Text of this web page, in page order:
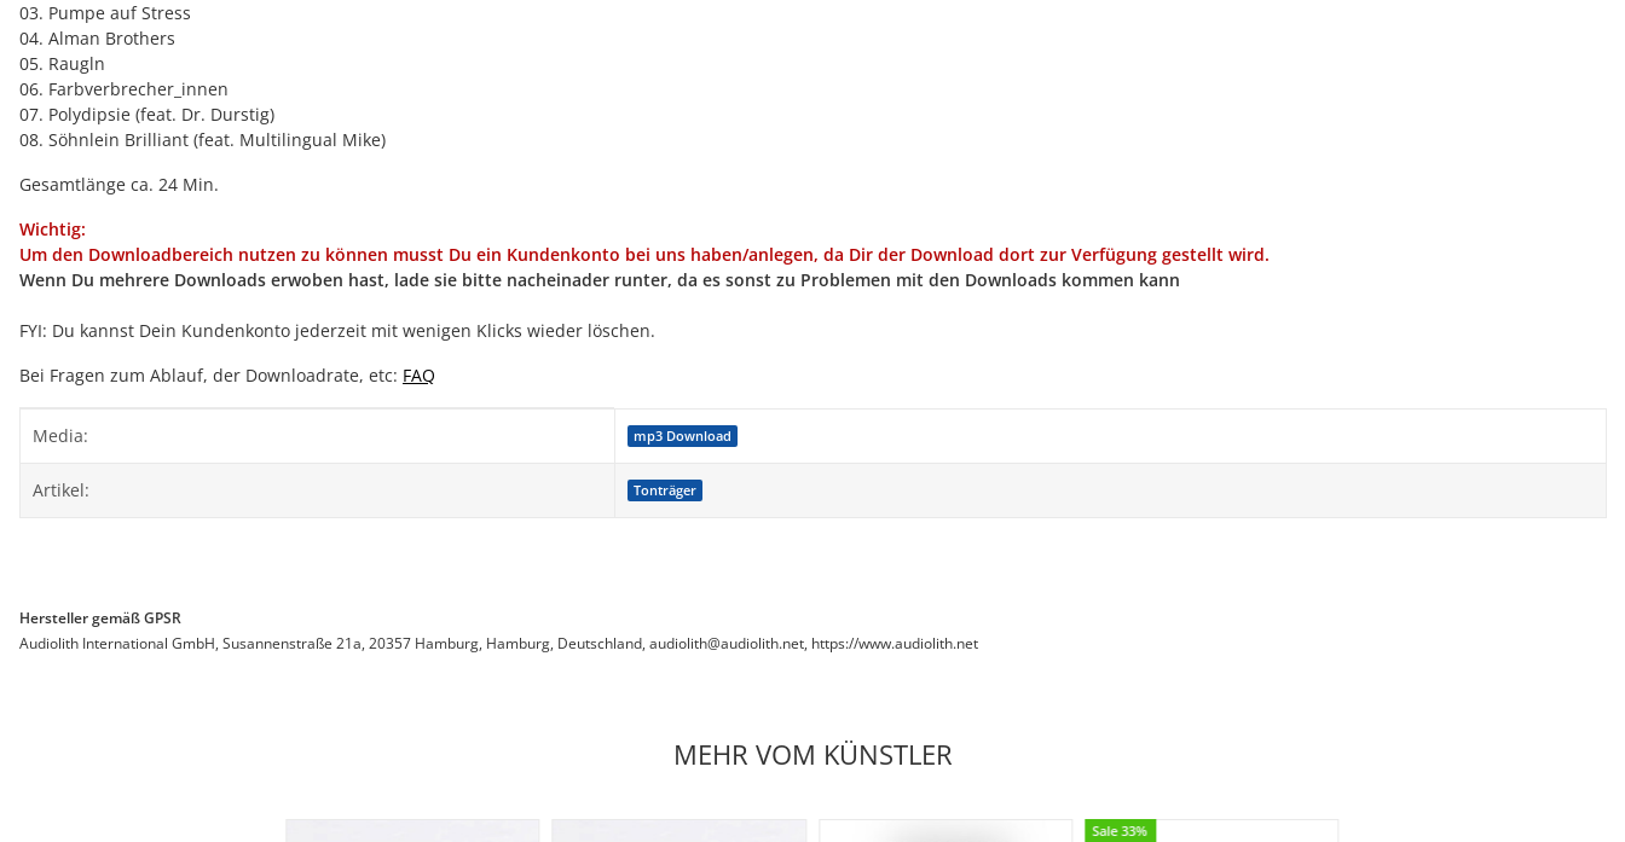
03. Pumpe auf Stress
04. Alman Brothers
05. Raugln
06. Farbverbrecher_innen
07. Polydipsie (feat. Dr. Durstig)
08. Söhnlein Brilliant (feat. Multilingual Mike)
Gesamtlänge ca. 24 Min.
Wichtig:
Um den Downloadbereich nutzen zu können musst Du ein Kundenkonto bei uns haben/anlegen, da Dir der Download dort zur Verfügung gestellt wird.
Wenn Du mehrere Downloads erwoben hast, lade sie bitte nacheinader runter, da es sonst zu Problemen mit den Downloads kommen kann
FYI: Du kannst Dein Kundenkonto jederzeit mit wenigen Klicks wieder löschen.
Bei Fragen zum Ablauf, der Downloadrate, etc: FAQ
Produkteigenschaft
Wert
Media: mp3 Download
Artikel: Tonträger
Hersteller gemäß GPSR
Audiolith International GmbH, Susannenstraße 21a, 20357 Hamburg, Hamburg, Deutschland, audiolith@audiolith.net, https://www.audiolith.net
MEHR VOM KÜNSTLER
Sale 33%